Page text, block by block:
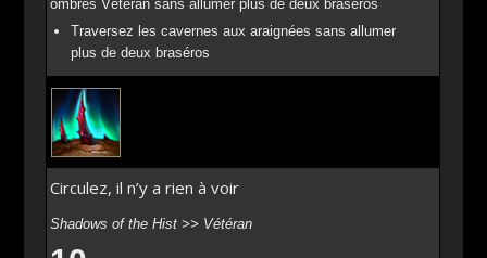
ombres Vétéran sans allumer plus de deux braséros
Traversez les cavernes aux araignées sans allumer
plus de deux braséros
Circulez, il n’y a rien à voir
Shadows of the Hist >> Vétéran